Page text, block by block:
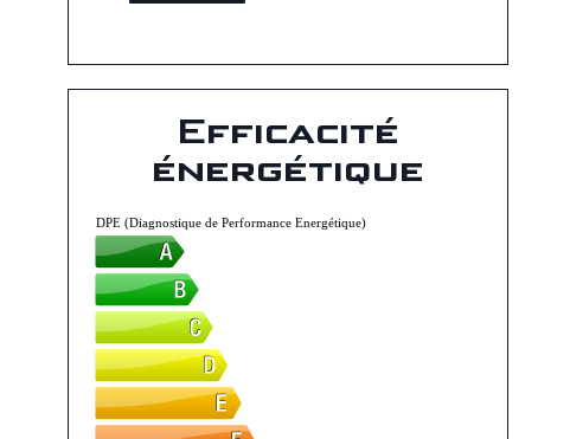
Efficacité
énergétique
DPE (Diagnostique de Performance Energétique)